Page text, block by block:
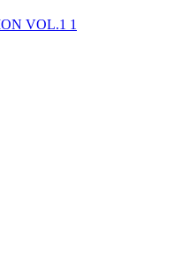
VOL.1 1